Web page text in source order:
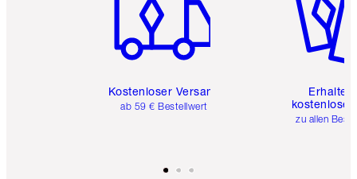
Kostenloser Versand
ab 59 € Bestellwert
Erhalte
kostenlose
zu allen